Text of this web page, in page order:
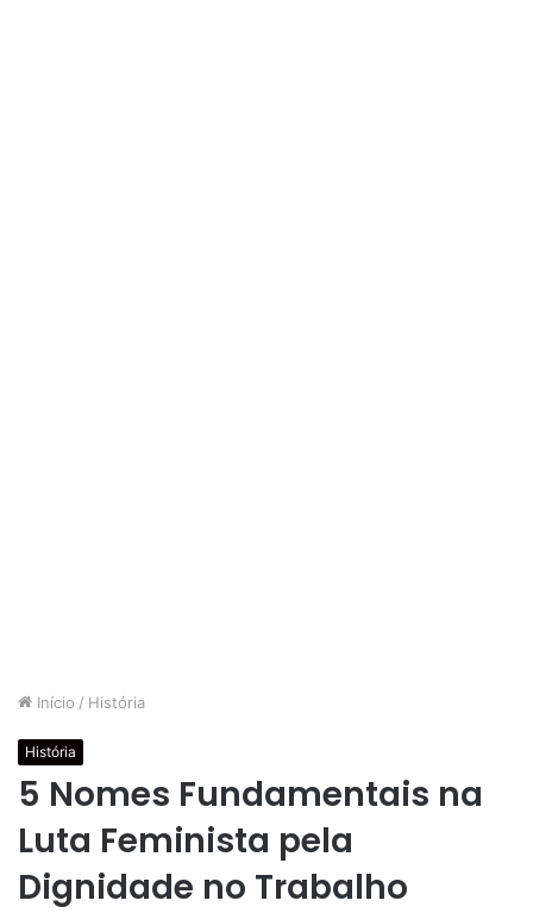
Início / História
História
5 Nomes Fundamentais na
Luta Feminista pela
Dignidade no Trabalho